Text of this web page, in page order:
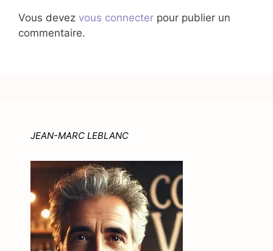
Vous devez vous connecter pour publier un
commentaire.
JEAN-MARC LEBLANC